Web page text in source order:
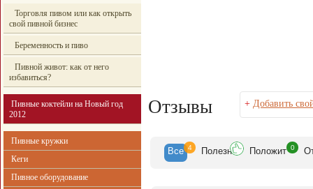
Торговля пивом или как открыть
свой пивной бизнес
Беременность и пиво
Пивной живот: как от него
избавиться?
Пивные коктейли на Новый год
2012
Пивные кружки
Кеги
Пивное оборудование
Отзывы + Добавить
Все 4 Полезн Положит 0